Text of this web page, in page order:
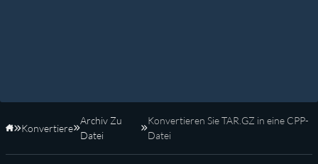
Startseite
Konvertiere
Archiv Zu
Datei
Konvertieren Sie TAR.GZ in eine CPP-
Datei